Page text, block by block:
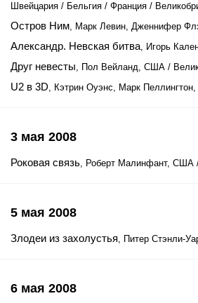
Швейцария / Бельгия / Франция /
Остров Ним, Марк Левин, Дженнифер
Александр. Невская битва, Игорь
Друг невесты, Пол Вейланд, США /
U2 в 3D, Кэтрин Оуэнс, Марк
3 мая 2008
Роковая связь, Роберт Малинфант, США
5 мая 2008
Злодеи из захолустья, Питер Стэнли-
6 мая 2008